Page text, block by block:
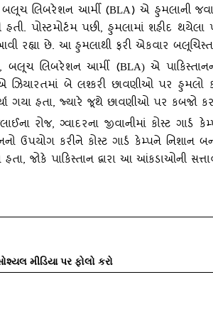
લિબરેશન આર્મી (BLA) એ હુમલાની
હતી. પોસ્‍ટમોર્ટમ પછી, હુમલામાં શહીદ
રહ્યા છે. આ હુમલાથી ફરી એકવાર
, બલૂચ લિબરેશન આર્મી (BLA)એ
ઝિયારતમાં બે લશ્‍કરી છાવણીઓ પર હુમલો
ગયા હતા, જ્‍યારે જૂથે છાવણીઓ પર કબજો
રોજ, ગ્‍વાદરના જીવાનીમાં કોસ્‍ટ
ઉપયોગ કરીને કોસ્‍ટ ગાર્ડ કેમ્‍પને નિશાન
હતા, જોકે પાકિસ્‍તાન દ્વારા આ આંકડાઓની
મીડિયા પર ફોલો કરો